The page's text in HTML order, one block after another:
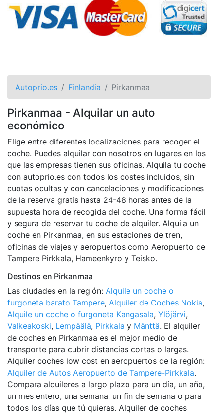
Autoprio.es Finlandia Pirkanmaa
Pirkanmaa - Alquilar un auto
económico
Elige entre diferentes localizaciones para recoger el
coche. Puedes alquilar con nosotros en lugares en los
que las empresas tienen sus oficinas. Alquila tu coche
con autoprio.es con todos los costes incluidos, sin
cuotas ocultas y con cancelaciones y modificaciones
de la reserva gratis hasta 24-48 horas antes de la
supuesta hora de recogida del coche. Una forma fácil
y segura de reservar tu coche de alquiler. Alquila un
coche en Pirkanmaa, en sus estaciones de tren,
oficinas de viajes y aeropuertos como Aeropuerto de
Tampere Pirkkala, Hameenkyro y Teisko.
Destinos en Pirkanmaa
Las ciudades en la región: Alquile un coche o
furgoneta barato Tampere, Alquiler de Coches Nokia,
Alquile un coche o furgoneta Kangasala, Ylöjärvi,
Valkeakoski, Lempäälä, Pirkkala y Mänttä. El alquiler
de coches en Pirkanmaa es el mejor medio de
transporte para cubrir distancias cortas o largas.
Alquiler coches low cost en aeropuertos de la región:
Alquiler de Autos Aeropuerto de Tampere-Pirkkala.
Compara alquileres a largo plazo para un día, un año,
un mes entero, una semana, un fin de semana o para
todos los días que tú quieras. Alquiler de coches